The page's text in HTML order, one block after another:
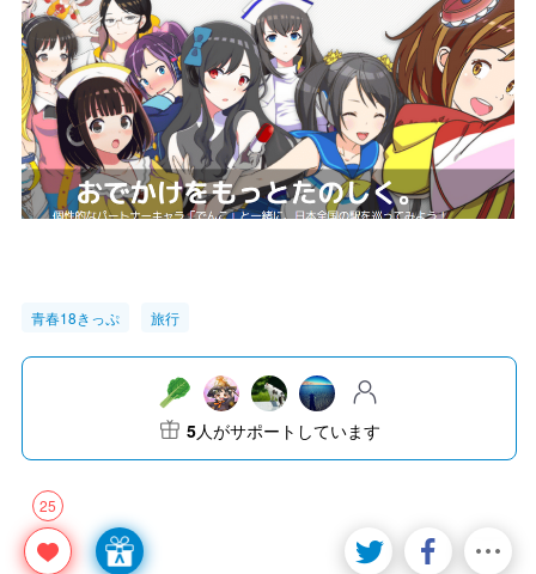
青春18きっぷ 旅行
25
5人がサポートしています